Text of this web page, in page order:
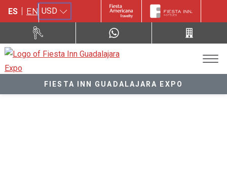
ES EN USD
FIESTA INN GUADALAJARA EXPO